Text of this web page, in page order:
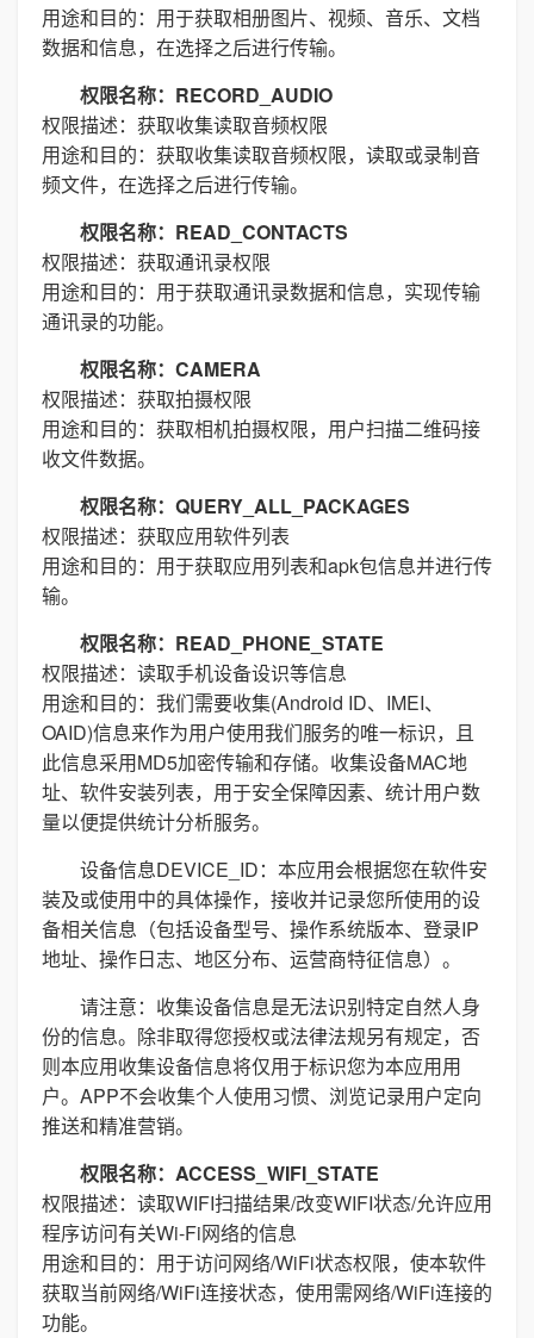
用途和目的：用于获取相册图片、视频、音乐、文档
数据和信息，在选择之后进行传输。
权限名称：RECORD_AUDIO
权限描述：获取收集读取音频权限
用途和目的：获取收集读取音频权限，读取或录制音
频文件，在选择之后进行传输。
权限名称：READ_CONTACTS
权限描述：获取通讯录权限
用途和目的：用于获取通讯录数据和信息，实现传输
通讯录的功能。
权限名称：CAMERA
权限描述：获取拍摄权限
用途和目的：获取相机拍摄权限，用户扫描二维码接
收文件数据。
权限名称：QUERY_ALL_PACKAGES
权限描述：获取应用软件列表
用途和目的：用于获取应用列表和apk包信息并进行传
输。
权限名称：READ_PHONE_STATE
权限描述：读取手机设备设识等信息
用途和目的：我们需要收集(Android ID、IMEI、
OAID)信息来作为用户使用我们服务的唯一标识，且
此信息采用MD5加密传输和存储。收集设备MAC地
址、软件安装列表，用于安全保障因素、统计用户数
量以便提供统计分析服务。
设备信息DEVICE_ID：本应用会根据您在软件安
装及或使用中的具体操作，接收并记录您所使用的设
备相关信息（包括设备型号、操作系统版本、登录IP
地址、操作日志、地区分布、运营商特征信息）。
请注意：收集设备信息是无法识别特定自然人身
份的信息。除非取得您授权或法律法规另有规定，否
则本应用收集设备信息将仅用于标识您为本应用用
户。APP不会收集个人使用习惯、浏览记录用户定向
推送和精准营销。
权限名称：ACCESS_WIFI_STATE
权限描述：读取WIFI扫描结果/改变WIFI状态/允许应用
程序访问有关Wi-Fi网络的信息
用途和目的：用于访问网络/WiFi状态权限，使本软件
获取当前网络/WiFi连接状态，使用需网络/WiFi连接的
功能。